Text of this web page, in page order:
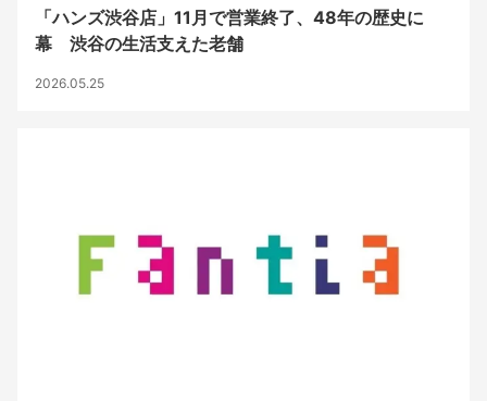
「ハンズ渋谷店」11月で営業終了、48年の歴史に
幕 渋谷の生活支えた老舗
2026.05.25